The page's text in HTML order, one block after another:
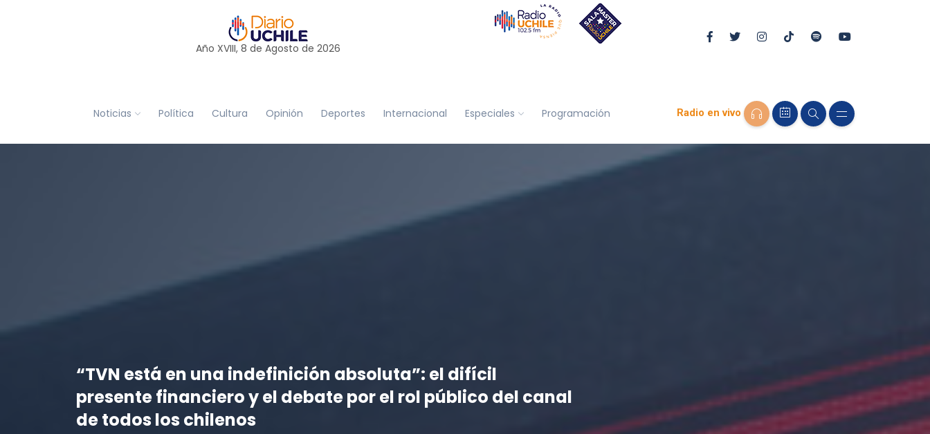
Año XVIII, 8 de Agosto de 2026
Noticias Política Cultura Opinión Deportes Internacional Especiales Programación Radio en vivo
“TVN está en una indefinición absoluta”: el difícil
presente financiero y el debate por el rol público del canal
de todos los chilenos